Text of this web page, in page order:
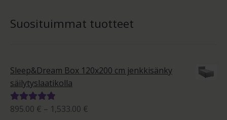
Suosituimmat tuotteet
Sleep&Dream Box 120x200 cm jenkkisänky
säilytyslaatikolla
Arvostelu
895.00 € – 1,533.00 €